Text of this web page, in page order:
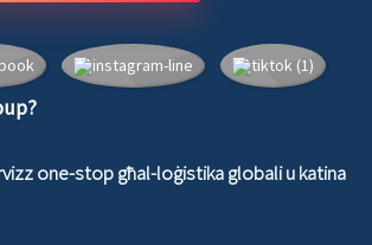
one-stop għal-loġistika globali u katina